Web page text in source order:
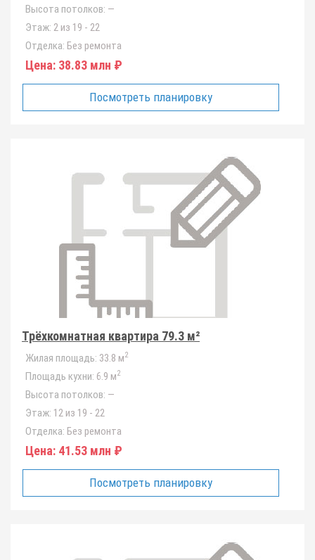
Высота потолков: —
Этаж: 2 из 19 - 22
Отделка: Без ремонта
Цена: 38.83 млн ₽
Посмотреть планировку
Трёхкомнатная квартира 79.3 м²
Жилая площадь: 33.8 м2
Площадь кухни: 6.9 м2
Высота потолков: —
Этаж: 12 из 19 - 22
Отделка: Без ремонта
Цена: 41.53 млн ₽
Посмотреть планировку